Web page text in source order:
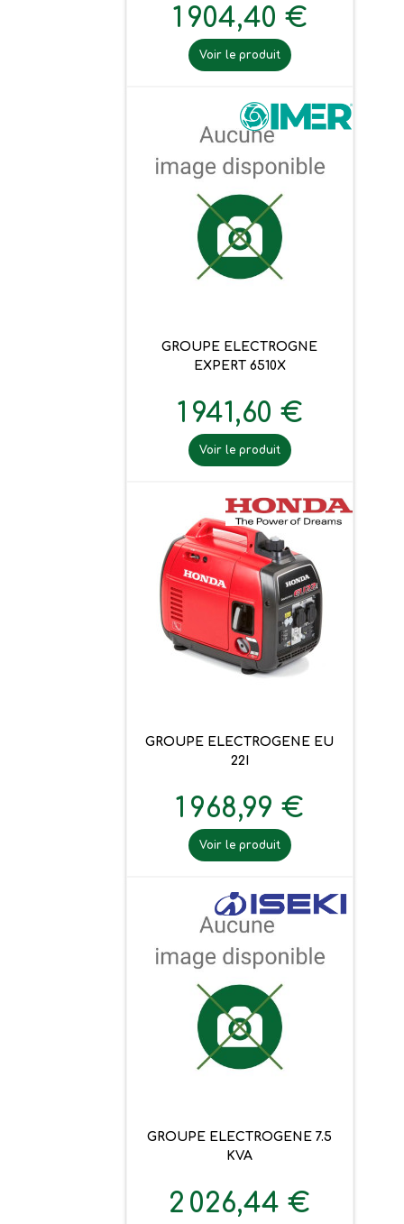
1 904,40 €
Voir le produit
GROUPE ELECTROGNE
EXPERT 6510X
1 941,60 €
Voir le produit
GROUPE ELECTROGENE EU
22I
1 968,99 €
Voir le produit
GROUPE ELECTROGENE 7.5
KVA
2 026,44 €